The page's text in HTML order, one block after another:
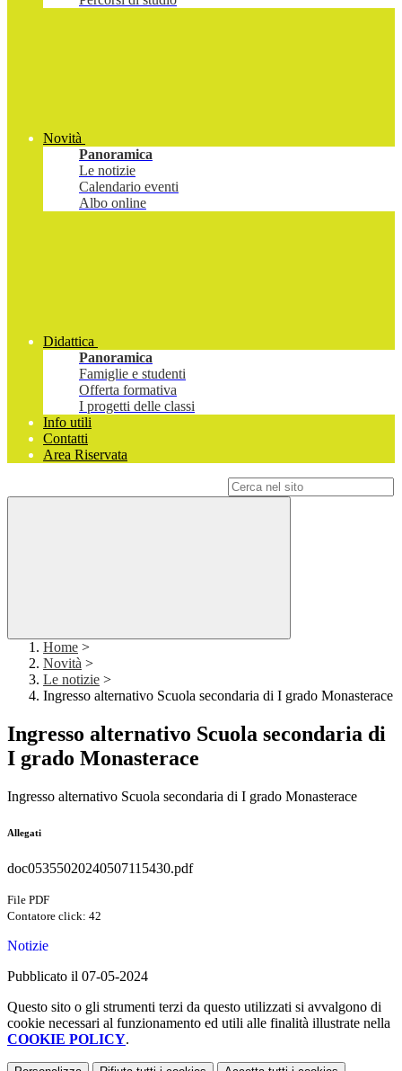
Novità
Panoramica
Le notizie
Calendario eventi
Albo online
Didattica
Panoramica
Famiglie e studenti
Offerta formativa
I progetti delle classi
Info utili
Contatti
Area Riservata
Home >
Novità >
Le notizie >
Ingresso alternativo Scuola secondaria di I grado Monasterace
Ingresso alternativo Scuola secondaria di
I grado Monasterace
Ingresso alternativo Scuola secondaria di I grado Monasterace
Allegati
doc05355020240507115430.pdf
File PDF
Contatore click: 42
Notizie
Pubblicato il 07-05-2024
Questo sito o gli strumenti terzi da questo utilizzati si avvalgono di
cookie necessari al funzionamento ed utili alle finalità illustrate nella
COOKIE POLICY.